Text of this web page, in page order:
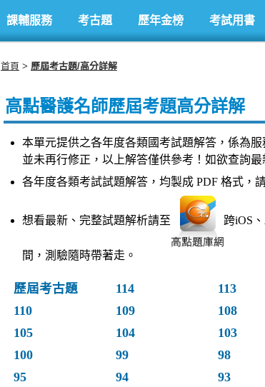
課輔服務 考古題 歷年金榜 考試用書
首頁 歷屆考古題/高分詳解
高點醫護名師歷屆考題高分詳解
本單元提供之各年度各類國考試題解答，係為
並未再行修正，以上解答僅供參考！如欲查詢
各年度各類考試試題解答，均製成 PDF 格式，
想看最新、完整試題解析請至 跨iOS
間，測驗隨時帶著走。
歷屆考古題 114 113
110
109 108
105
104 103
100
99 98
95
94 93